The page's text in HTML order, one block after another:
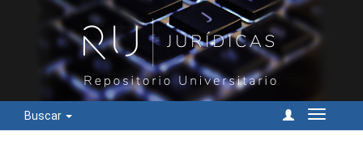
Buscar
Cambiar